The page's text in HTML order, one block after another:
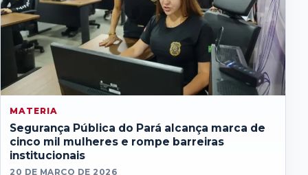
MATERIA
Segurança Pública do Pará alcança marca de
cinco mil mulheres e rompe barreiras
institucionais
20 DE MARÇO DE 2026